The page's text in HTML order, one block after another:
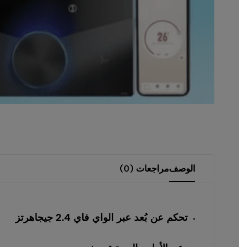
احتياجات
الأسعار
الوصفمراجعات (0)
تحكم عن بُعد عبر الواي فاي 2.4 جيجاهرتز